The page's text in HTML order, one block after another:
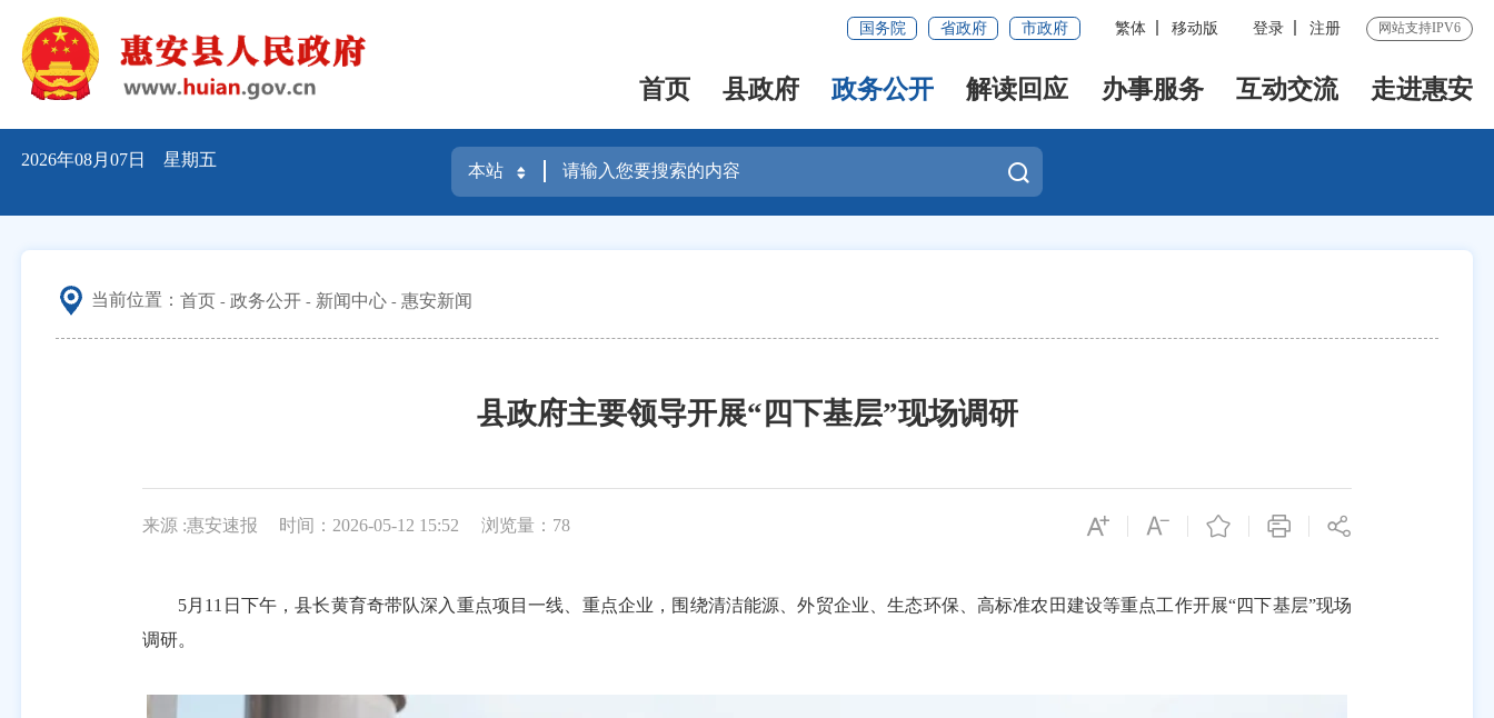
国务院 省政府 市政府 繁体 移动版 登录 注册 网站支持IPV6
首页 县政府 政务公开 解读回应 办事服务 互动交流 走进惠安
2026年08月07日 星期五
当前位置： 首页 政务公开 新闻中心 惠安新闻
县政府主要领导开展“四下基层”现场调研
来源 :惠安速报 时间：2026-05-12 15:52 浏览量： 78
5月11日下午，县长黄育奇带队深入重点项目一线、重点企业，围绕清洁能源、外贸企业、生态环保、高标准农田建设等重点工作开展“四下基层”现场
调研。